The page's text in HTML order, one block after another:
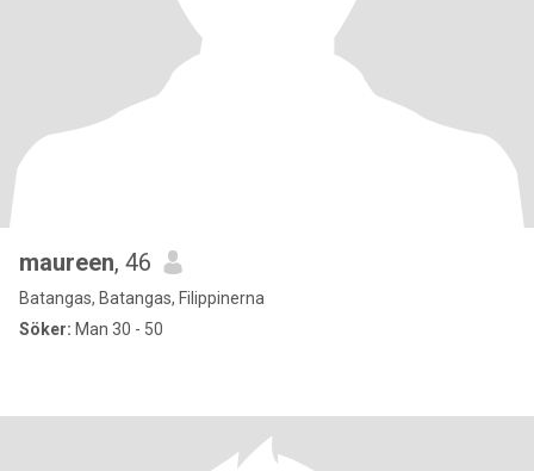
maureen, 46
Batangas, Batangas, Filippinerna
Söker: Man 30 - 50